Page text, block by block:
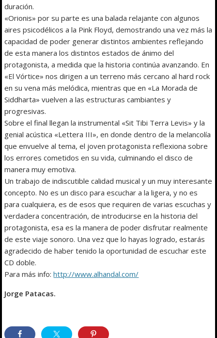
duración.
«Orionis» por su parte es una balada relajante con algunos
aires psicodélicos a la Pink Floyd, demostrando una vez más la
capacidad de poder generar distintos ambientes reflejando
de esta manera los distintos estados de ánimo del
protagonista, a medida que la historia continúa avanzando. En
«El Vórtice» nos dirigen a un terreno más cercano al hard rock
en su vena más melódica, mientras que en «La Morada de
Siddharta» vuelven a las estructuras cambiantes y
progresivas.
Sobre el final llegan la instrumental «Sit Tibi Terra Levis» y la
genial acústica «Lettera III», en donde dentro de la melancolía
que envuelve al tema, el joven protagonista reflexiona sobre
los errores cometidos en su vida, culminando el disco de
manera muy emotiva.
Un trabajo de indiscutible calidad musical y un muy interesante
concepto. No es un disco para escuchar a la ligera, y no es
para cualquiera, es de esos que requiren de varias escuchas y
verdadera concentración, de introducirse en la historia del
protagonista, esa es la manera de poder disfrutar realmente
de este viaje sonoro. Una vez que lo hayas logrado, estarás
agradecido de haber tenido la oportunidad de escuchar este
CD doble.
Para más info:http://www.alhandal.com/
Jorge Patacas.